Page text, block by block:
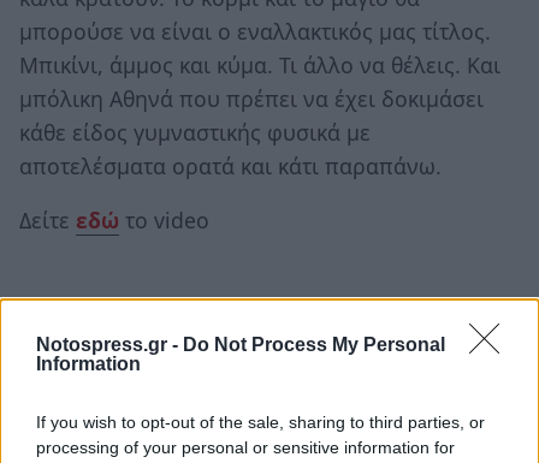
Notospress.gr - Do Not Process My Personal
Information
If you wish to opt-out of the sale, sharing to third parties, or
processing of your personal or sensitive information for
μπορούσε να είναι ο εναλλακτικός μας τίτλος.
Μπικίνι, άμμος και κύμα. Τι άλλο να θέλεις. Και
μπόλικη Αθηνά που πρέπει να έχει δοκιμάσει
κάθε είδος γυμναστικής φυσικά με
αποτελέσματα ορατά και κάτι παραπάνω.
Δείτε εδώ το video